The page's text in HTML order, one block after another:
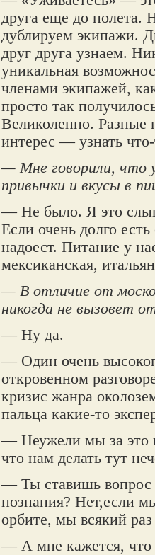
друга еще до полета.
дублируем экипажи.
друг друга узнаем.
уникальная
членами экипажей,
просто так
Великолепно. Разные
интерес — узнать
— Мне говорили, что
привычки и вкусы в
— Не было. Я это
Если очень долго
надоест. Питание у
мексиканская,
— В отличие от
никогда не вызовет
— Ну да.
— Один очень
откровенном
кризис жанра
пальца какие-то
— Неужели мы за это
что нам делать тут
— Ты ставишь вопрос
познания? Нет,если
орбите, мы всякий раз
— А мне кажется, что